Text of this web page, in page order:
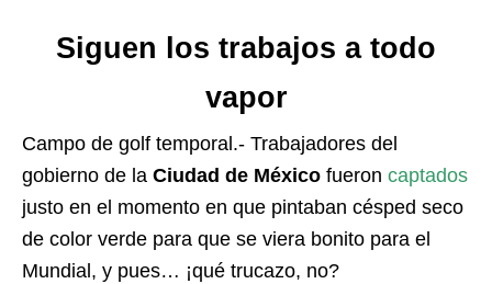
Siguen los trabajos a todo
vapor
Campo de golf temporal.- Trabajadores del
gobierno de la Ciudad de México fueron captados
justo en el momento en que pintaban césped seco
de color verde para que se viera bonito para el
Mundial, y pues… ¡qué trucazo, no?